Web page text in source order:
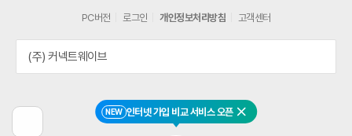
NEW 인터넷 가입 비교 서비스 오픈 닫기
PC버전 로그인 개인정보처리방침 고객센터
(주) 커넥트웨이브